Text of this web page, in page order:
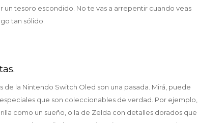
tesoro escondido. No te vas a arrepentir cuando veas
tan sólido.
la Nintendo Switch Oled son una pasada. Mirá, puede
que son coleccionables de verdad. Por ejemplo,
como un sueño, o la de Zelda con detalles dorados que